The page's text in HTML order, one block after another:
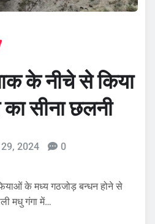
के नीचे से किया
का सीना छलनी
29, 2024 0
के मध्य गठजोड़ बन्धन होने से
मधु गंगा में…